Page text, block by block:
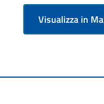
Visualizza in